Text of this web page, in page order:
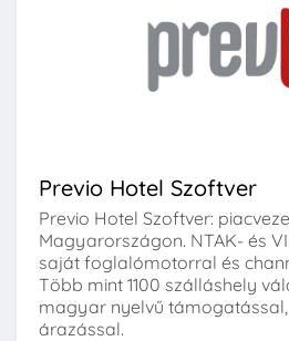
Previo Hotel Szoftver
Previo Hotel Szoftver:
Magyarországon. NTAK- és
saját foglalómotorral és
Több mint 1100 szálláshely
magyar nyelvű
árazással.